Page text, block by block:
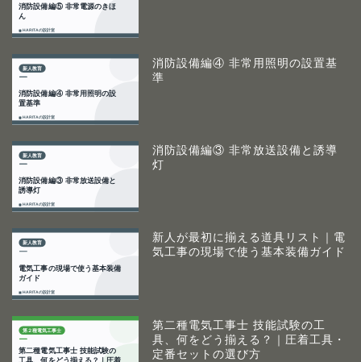
消防設備編④ 非常用照明の設置基
準
消防設備編③ 非常放送設備と誘導
灯
新人が最初に揃える道具リスト｜電
気工事の現場で使う基本装備ガイド
第二種電気工事士 技能試験の工
具、何をどう揃える？｜圧着工具・
定番セットの選び方